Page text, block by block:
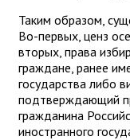
Таким образом,
Во-первых, ценз
вторых, права
граждане, ранее
государства либо
подтверждающий
гражданина
иностранного